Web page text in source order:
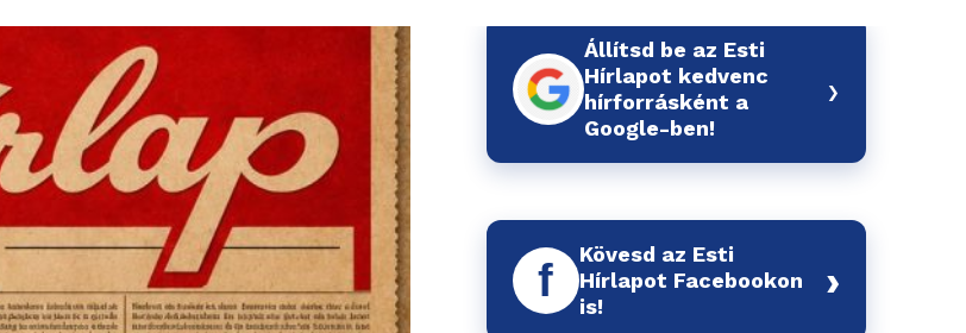
Állítsd be az Esti
Hírlapot kedvenc
hírforrásként a
Google-ben!
›
f
Kövesd az Esti
Hírlapot Facebookon
is!
›